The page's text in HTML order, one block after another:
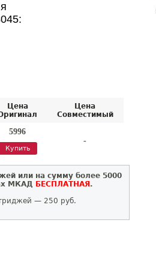
Цена
Цена
Совместимый
5996
Купить
-
или на сумму более 5000
МКАД БЕСПЛАТНАЯ .
— 250 руб.